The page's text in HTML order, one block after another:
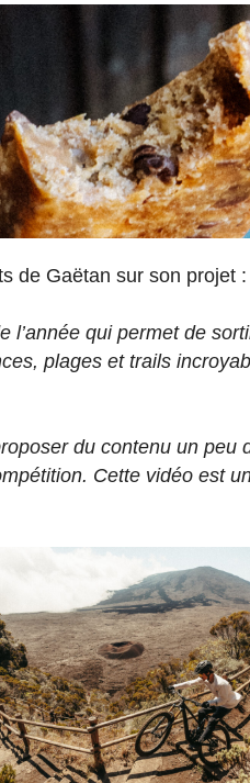
de Gaëtan sur son projet :
l’année qui permet de
plages et trails
du contenu un
Cette vidéo est